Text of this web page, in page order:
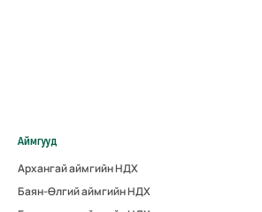
Аймгууд
Архангай аймгийн НДХ
Баян-Өлгий аймгийн НДХ